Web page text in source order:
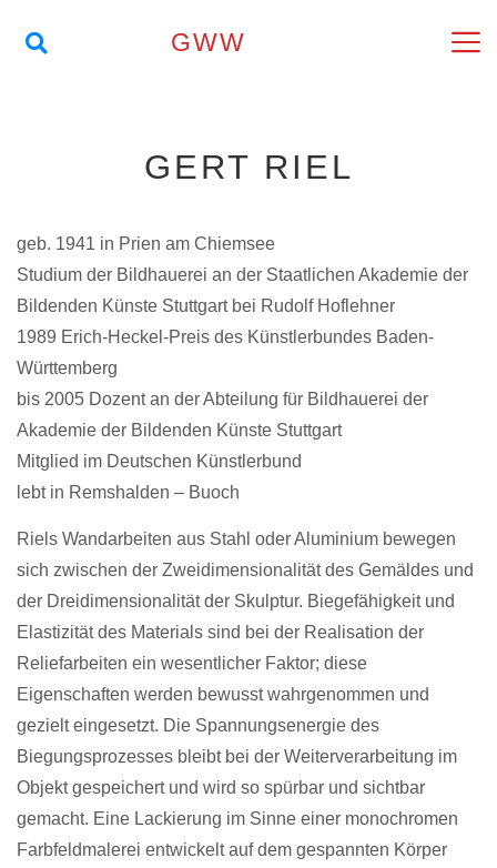
GWW
GERT RIEL
geb. 1941 in Prien am Chiemsee
Studium der Bildhauerei an der Staatlichen Akademie der
Bildenden Künste Stuttgart bei Rudolf Hoflehner
1989 Erich-Heckel-Preis des Künstlerbundes Baden-
Württemberg
bis 2005 Dozent an der Abteilung für Bildhauerei der
Akademie der Bildenden Künste Stuttgart
Mitglied im Deutschen Künstlerbund
lebt in Remshalden – Buoch
Riels Wandarbeiten aus Stahl oder Aluminium bewegen
sich zwischen der Zweidimensionalität des Gemäldes und
der Dreidimensionalität der Skulptur. Biegefähigkeit und
Elastizität des Materials sind bei der Realisation der
Reliefarbeiten ein wesentlicher Faktor; diese
Eigenschaften werden bewusst wahrgenommen und
gezielt eingesetzt. Die Spannungsenergie des
Biegungsprozesses bleibt bei der Weiterverarbeitung im
Objekt gespeichert und wird so spürbar und sichtbar
gemacht. Eine Lackierung im Sinne einer monochromen
Farbfeldmalerei entwickelt auf dem gespannten Körper